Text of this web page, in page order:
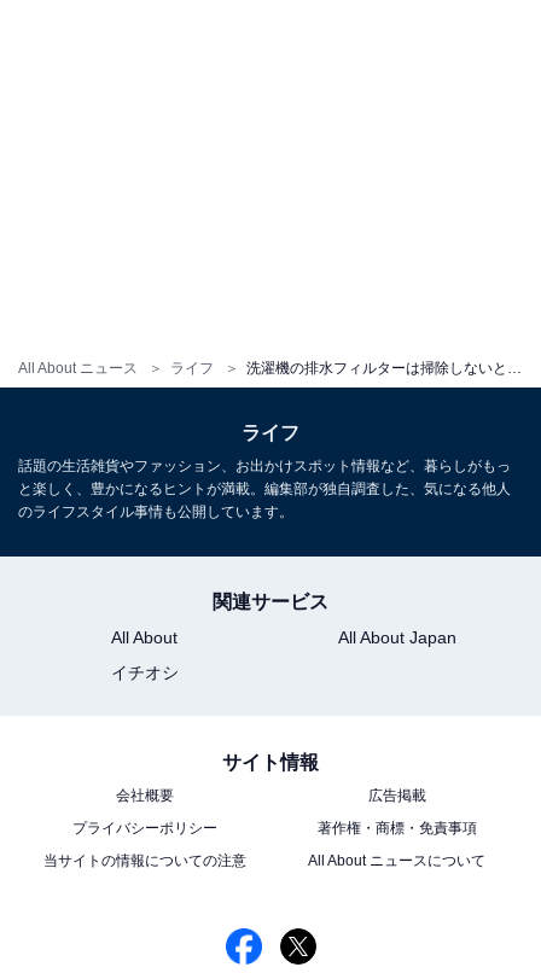
All About ニュース ライフ
ドバイザーなども務める。米・食味鑑定士の資格を
「コヤマキッチン」を用意。
次ページ 洗濯機の寿命は何年くらい？
ライフ
話題の生活雑貨やファッション、お出かけスポット情報など、暮らしがもっ
と楽しく、豊かになるヒントが満載。編集部が独自調査した、気になる他人
のライフスタイル事情も公開しています。
関連サービス
All About
All About Japan
イチオシ
サイト情報
会社概要
広告掲載
プライバシーポリシー
著作権・商標・免責事項
当サイトの情報についての注意
All About ニュースについて